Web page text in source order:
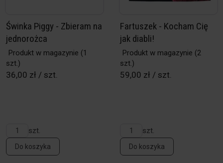
Świnka Piggy - Zbieram na
jednorożca
Produkt w magazynie (1
szt.)
36,00 zł / szt.
szt.
Do koszyka
Fartuszek - Kocham Cię
jak diabli!
Produkt w magazynie (2
szt.)
59,00 zł / szt.
szt.
Do koszyka